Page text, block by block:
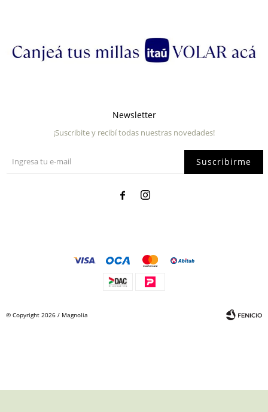
Newsletter
¡Suscribite y recibí todas nuestras novedades!
Suscribirme
 
© Copyright 2026 / Magnolia